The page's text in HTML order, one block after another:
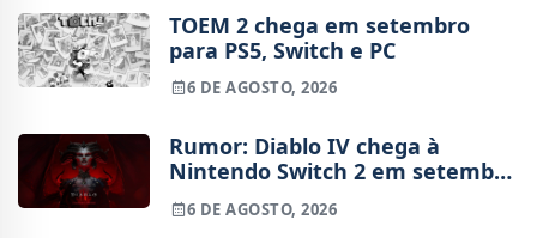
TOEM 2 chega em setembro
para PS5, Switch e PC
6 DE AGOSTO, 2026
Rumor: Diablo IV chega à
Nintendo Switch 2 em setembro
e vai custar o preço de um jogo
novo
6 DE AGOSTO, 2026